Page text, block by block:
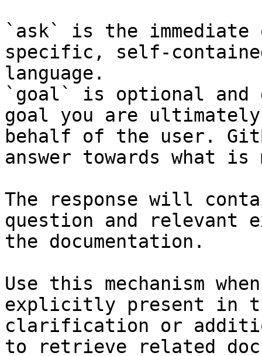
`ask` is the
specific, self-
language.
`goal` is optional and
goal you are
behalf of the user.
answer towards what
The response will
question and relevant
the documentation.
Use this mechanism
explicitly present in
clarification or